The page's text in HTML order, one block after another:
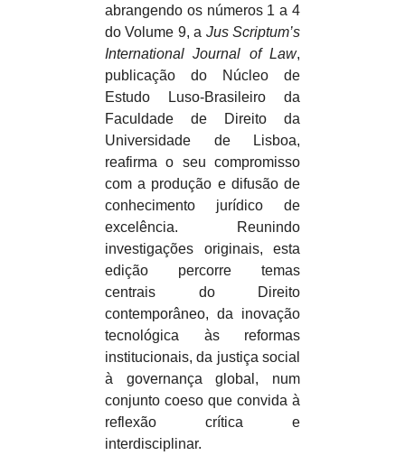
abrangendo os números 1 a 4
do Volume 9, a Jus Scriptum’s
International Journal of Law,
publicação do Núcleo de
Estudo Luso-Brasileiro da
Faculdade de Direito da
Universidade de Lisboa,
reafirma o seu compromisso
com a produção e difusão de
conhecimento jurídico de
excelência. Reunindo
investigações originais, esta
edição percorre temas
centrais do Direito
contemporâneo, da inovação
tecnológica às reformas
institucionais, da justiça social
à governança global, num
conjunto coeso que convida à
reflexão crítica e
interdisciplinar.